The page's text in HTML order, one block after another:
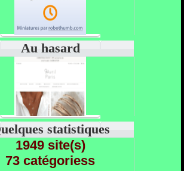
Au hasard
statistiques
1949 site(s)
73 catégoriess